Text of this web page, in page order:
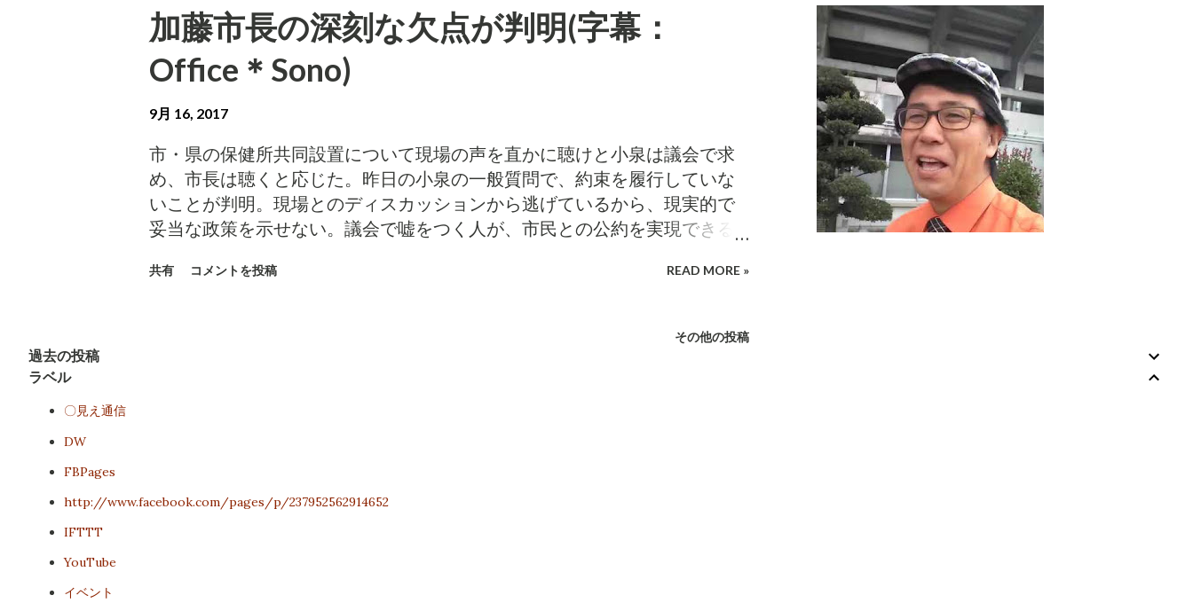
https://www.koizumikazuma.jp/2018/05/blog-post.html 「自主返納以
外にやり方はない」と主張する岡田昭雄市長 長野朝日放送 2018.05.23 こ
の流れを断ち切ることが、小泉の質問の目的となる。 「返したい」と加藤
市長 加藤市長は「自主返納」はしていないとのこと。小泉の公職選挙法違
反であるとの説明を受...
09.html が、そんな決まりは、もちろんない。というよりも、特に条例案・
改正案などは、新しい制度を実施する直前に、十分に質疑して議会はチェ
ックの役割を果たさなければならないと小泉は考える。小泉は議会全体と
こともある。 http://koizumikazuma.blog.fc2.com/blog-entry-1549.html
小泉は議員として議場で発言することで給料をいただいているとの考え方
なので、「議案通過のために余計な発言しないことが議員の仕事」とホラ
を吹くような議員とは肌が合わない。それって体の良いサボりの口実でし
ょ。議会の活性化とは、つまりは活発な発言がある議会ということ。通年
化や夜間議会の取り組みも大切だが、まず議案を下調べし勉強し通告書を
書く苦労をし、発言することに熱心であることが議会の活性化だ。こう言
もある。 その甲斐あってか、今回2名の議員質疑は、事前に議会に対して説
加藤市長の深刻な欠点が判明(字幕：
Office＊Sono)
9月 16, 2017
市・県の保健所共同設置について現場の声を直かに聴けと小泉は議会で求
め、市長は聴くと応じた。昨日の小泉の一般質問で、約束を履行していな
いことが判明。現場とのディスカッションから逃げているから、現実的で
妥当な政策を示せない。議会で嘘をつく人が、市民との公約を実現できる
共有 コメントを投稿 READ MORE »
その他の投稿
過去の投稿
ラベル
〇見え通信
DW
FBPages
http://www.facebook.com/pages/p/237952562914652
IFTTT
YouTube
イベント